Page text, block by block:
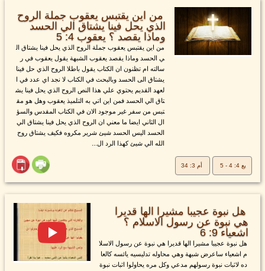
من اين يقتبس يعقوب جملة الروح
الذي يحل فينا يشتاق الي الحسد
وماذا يقصد ؟ يعقوب 4: 5
من اين يقتبس يعقوب جملة الروح الذي يحل فينا يشتاق ال
ي الحسد وماذا يقصد يعقوب الشبهة يقول يعقوب في ر
سالته ام تظنون ان الكتاب يقول باطلا الروح الذي حل فينا
يشتاق الى الحسد وبالبحث في الكتاب لا نجد اي عدد في ا
لعهد القديم يحتوي علي هذا النص الروح الذي يحل فينا يش
تاق الي الحسد فمن اين اتي به التلميذ يعقوب وهل هو مق
تبس من سفر غير موجود الان في الكتاب المقدس والسؤ
ال الثاني ايضا ما معني ان الروح الذي يحل فينا يشتاق الي
الحسد اليس الحسد شيئ شرير مكروه فكيف يشتاق روح
الله الي شيئ كهذا الرد ال...
يع 4: 4 - 5 أم 3: 34
هل نبوة عجيبا مشيرا الها قديرا
هي نبوة عن رسول الاسلام ؟
اشعياء 9: 6
هل نبوة عجيبا مشيرا الها قديرا هي نبوة عن رسول الاسلا
م اشعياء ساعرض شبهة وهي محاوله تدليسيه يائسه كالعا
ده لاثبات نبوة رسولهم مدعي وكل مره يحاولوا اثبات نبوة